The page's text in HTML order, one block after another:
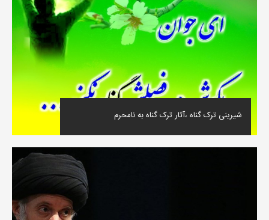
شیرینی ترک گناه ،آثار ترک گناه به نامحرم